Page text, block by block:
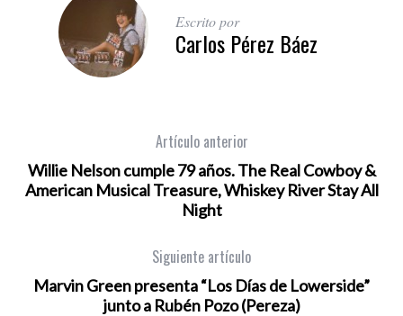
Escrito por
Carlos Pérez Báez
Artículo anterior
Willie Nelson cumple 79 años. The Real Cowboy &
American Musical Treasure, Whiskey River Stay All
Night
Siguiente artículo
Marvin Green presenta “Los Días de Lowerside”
junto a Rubén Pozo (Pereza)